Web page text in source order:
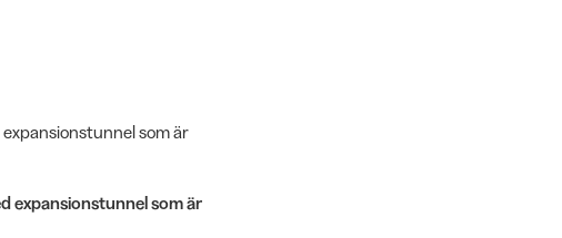
som är
expansionstunnel som är